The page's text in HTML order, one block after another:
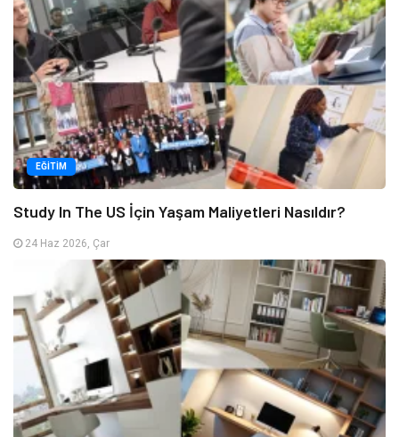
EĞITIM
Study In The US İçin Yaşam Maliyetleri Nasıldır?
24 Haz 2026, Çar